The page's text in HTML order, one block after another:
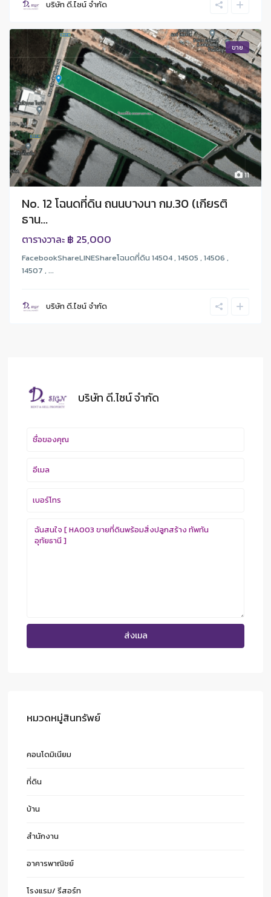
บริษัท ดี.ไซน์ จํากัด
11
ขาย
No. 12 โฉนดที่ดิน ถนนบางนา กม.30 (เกียรติ
ธาน...
ตารางวาละ ฿ 25,000
FacebookShareLINEShareโฉนดที่ดิน 14504 , 14505 , 14506 ,
14507 , ...
บริษัท ดี.ไซน์ จํากัด
บริษัท ดี.ไซน์ จํากัด
หมวดหมู่สินทรัพย์
คอนโดมิเนียม
ที่ดิน
บ้าน
สำนักงาน
อาคารพาณิชย์
โรงแรม/ รีสอร์ท